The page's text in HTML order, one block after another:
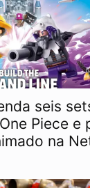
seis
Piece e
na